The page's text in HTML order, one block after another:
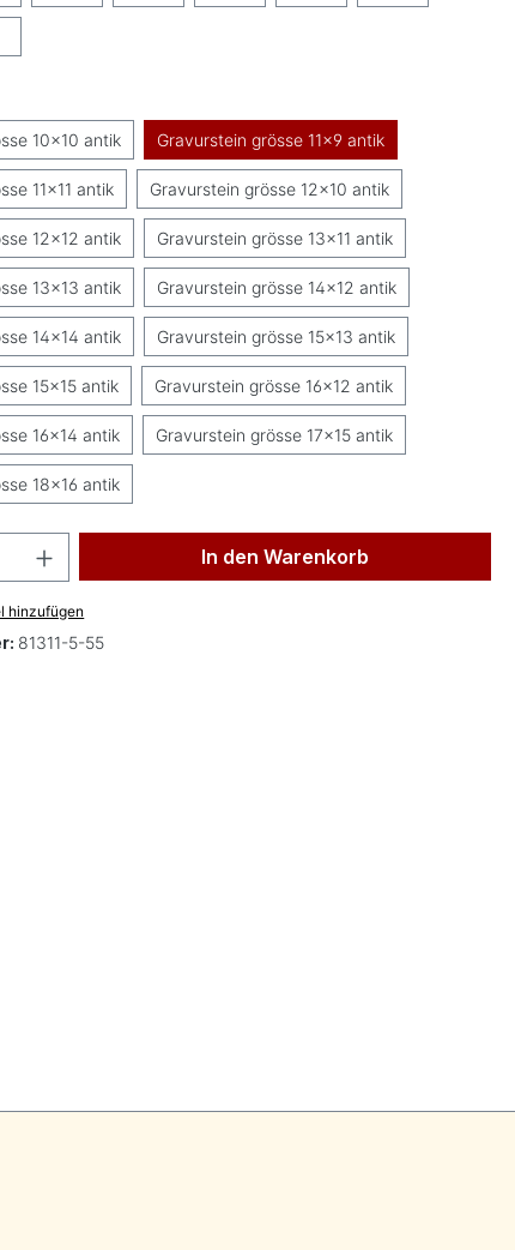
10x10 antik Gravurstein grösse 11x9 antik
11x11 antik Gravurstein grösse 12x10 antik
12x12 antik Gravurstein grösse 13x11 antik
13x13 antik Gravurstein grösse 14x12 antik
14x14 antik Gravurstein grösse 15x13 antik
15x15 antik Gravurstein grösse 16x12 antik
16x14 antik Gravurstein grösse 17x15 antik
18x16 antik
Gib den gewünschten Wert
In den Warenkorb
hinzufügen
81311-5-55